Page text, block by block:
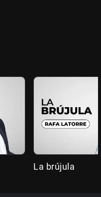
La brújula